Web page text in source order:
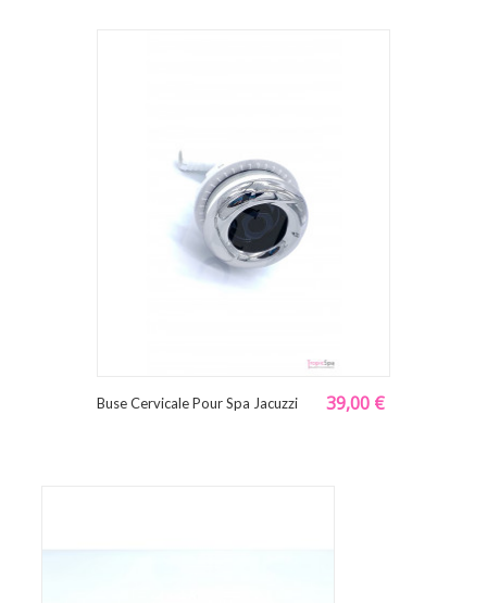
Buse Cervicale Pour Spa Jacuzzi 39,00 €